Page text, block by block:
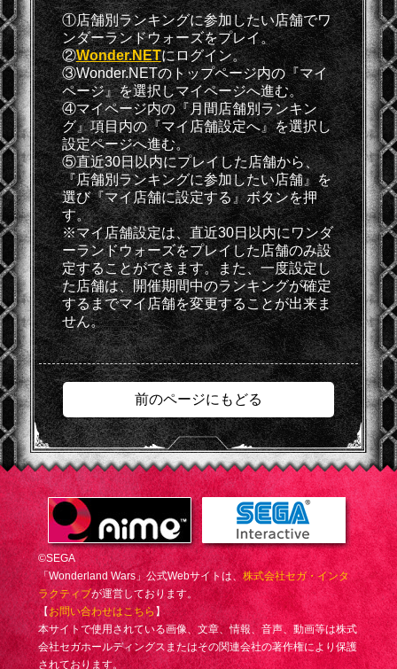
①店舗別ランキングに参加したい店舗でワ
ンダーランドウォーズをプレイ。
②Wonder.NETにログイン。
③Wonder.NETのトップページ内の『マイ
ページ』を選択しマイページへ進む。
④マイページ内の『月間店舗別ランキン
グ』項目内の『マイ店舗設定へ』を選択し
設定ページへ進む。
⑤直近30日以内にプレイした店舗から、
『店舗別ランキングに参加したい店舗』を
選び『マイ店舗に設定する』ボタンを押
す。
※マイ店舗設定は、直近30日以内にワンダ
ーランドウォーズをプレイした店舗のみ設
定することができます。また、一度設定し
た店舗は、開催期間中のランキングが確定
するまでマイ店舗を変更することが出来ま
せん。
前のページにもどる
©SEGA
「Wonderland Wars」公式Webサイトは、株式会社セガ・インタ
ラクティブが運営しております。
【お問い合わせはこちら】
本サイトで使用されている画像、文章、情報、音声、動画等は株式
会社セガホールディングスまたはその関連会社の著作権により保護
されております。